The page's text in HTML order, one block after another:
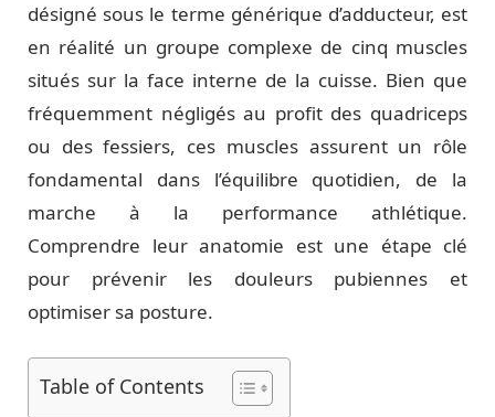
désigné sous le terme générique d’adducteur, est
en réalité un groupe complexe de cinq muscles
situés sur la face interne de la cuisse. Bien que
fréquemment négligés au profit des quadriceps
ou des fessiers, ces muscles assurent un rôle
fondamental dans l’équilibre quotidien, de la
marche à la performance athlétique.
Comprendre leur anatomie est une étape clé
pour prévenir les douleurs pubiennes et
optimiser sa posture.
Table of Contents